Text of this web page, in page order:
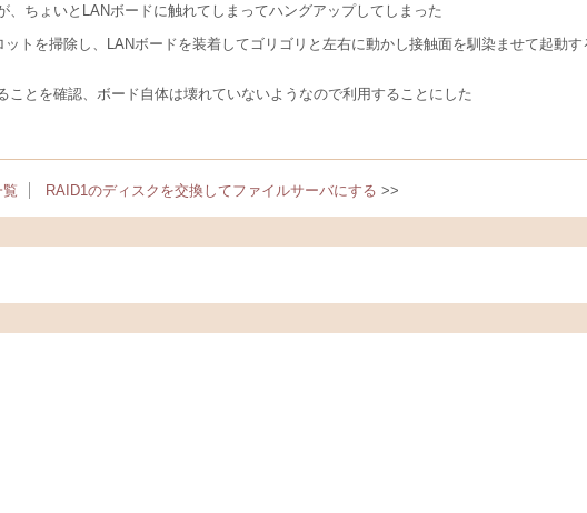
、ちょいとLANボードに触れてしまってハングアップしてしまった
トを掃除し、LANボードを装着してゴリゴリと左右に動かし接触面を馴染ませて起動
ことを確認、ボード自体は壊れていないようなので利用することにした
RAID1のディスクを交換してファイルサーバにする